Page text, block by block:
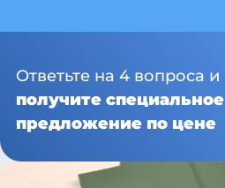
Ответьте на 4 вопроса и
получите специальное
предложение по цене